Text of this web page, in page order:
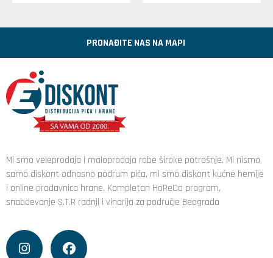
PRONAĐITE NAS NA MAPI
Mi smo veleprodaja i maloprodaja robe široke potrošnje. Mi nismo
samo diskont odnosno podrum pića, mi smo diskont kućne hemije
i online prodavnica hrane. Kompletan HoReCa program,
snabdevanje S.T.R radnji i vinarija za područje Beograda